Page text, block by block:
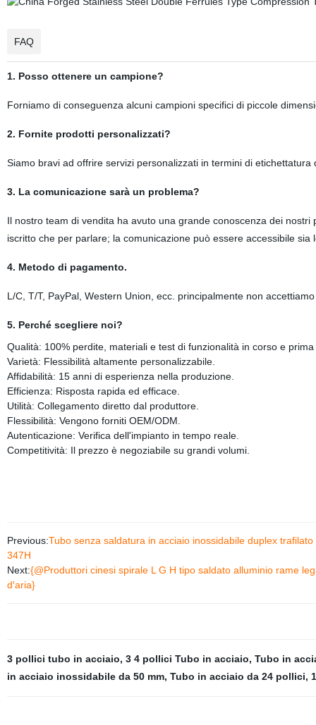
FAQ
1. Posso ottenere un campione?
Forniamo di conseguenza alcuni campioni specifici di piccole
2. Fornite prodotti personalizzati?
Siamo bravi ad offrire servizi personalizzati in termini di
3. La comunicazione sarà un problema?
Il nostro team di vendita ha avuto una grande conoscenza dei
iscritto che per parlare; la comunicazione può essere accessibile
4. Metodo di pagamento.
L/C, T/T, PayPal, Western Union, ecc. principalmente non
5. Perché scegliere noi?
Qualità: 100% perdite, materiali e test di funzionalità in corso e
Varietà: Flessibilità altamente personalizzabile.
Affidabilità: 15 anni di esperienza nella produzione.
Efficienza: Risposta rapida ed efficace.
Utilità: Collegamento diretto dal produttore.
Flessibilità: Vengono forniti OEM/ODM.
Autenticazione: Verifica dell'impianto in tempo reale.
Competitività: Il prezzo è negoziabile su grandi volumi.
Previous:Tubo senza saldatura in acciaio inossidabile duplex
347H
Next:{@Produttori cinesi spirale L G H tipo saldato alluminio rame
d′aria}
3 pollici tubo in acciaio, 3 4 pollici Tubo in acciaio, Tubo in
in acciaio inossidabile da 50 mm, Tubo in acciaio da 24 pollici,